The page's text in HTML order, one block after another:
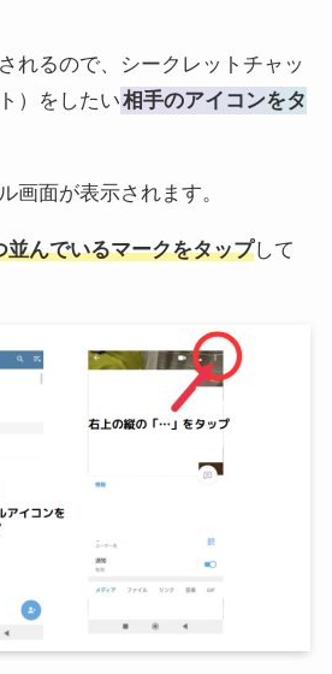
れるので、シークレットチャッ
）をしたい相手のアイコンをタ
画面が表示されます。
並んでいるマークをタップして